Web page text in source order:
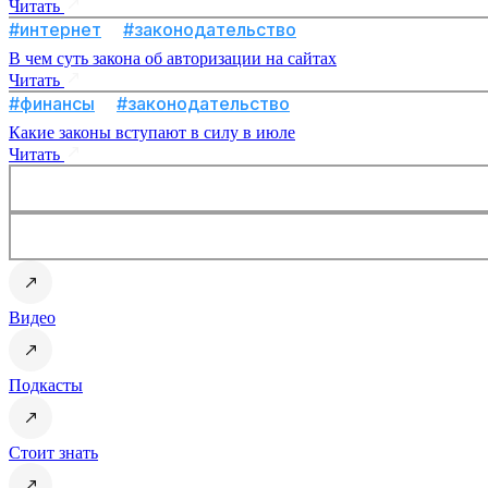
Читать
#интернет #законодательство
В чем суть закона об авторизации на сайтах
Читать
#финансы #законодательство
Какие законы вступают в силу в июле
Читать
Видео
Подкасты
Стоит знать